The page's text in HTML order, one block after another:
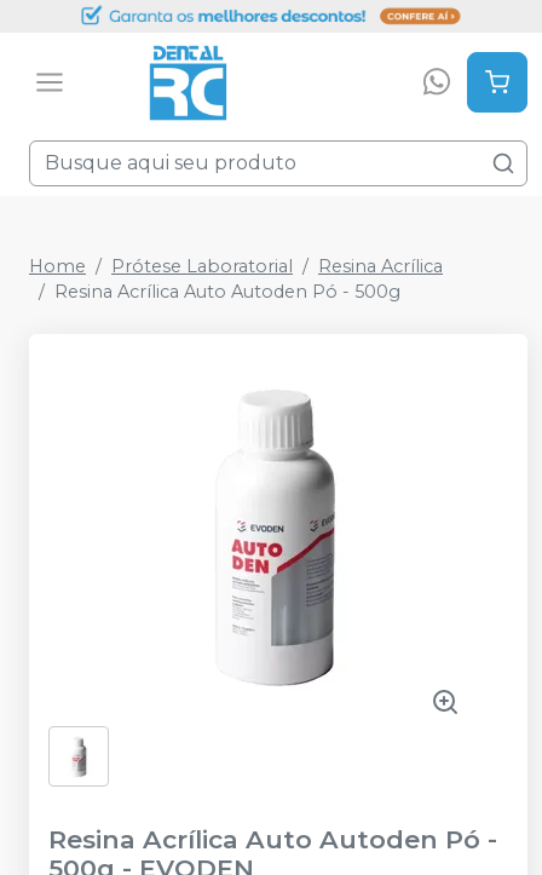
Home Prótese Laboratorial
Resina Acrílica
Resina Acrílica Auto Autoden Pó - 500g
Resina Acrílica Auto Autoden Pó -
500g - EVODEN